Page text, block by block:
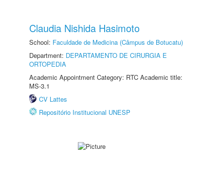
Claudia Nishida Hasimoto
School: Faculdade de Medicina (Câmpus de Botucatu)
Department: DEPARTAMENTO DE CIRURGIA E
ORTOPEDIA
Academic Appointment Category: RTC Academic title:
MS-3.1
CV Lattes
Repositório Institucional UNESP